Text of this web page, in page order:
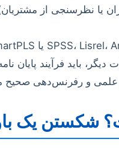
یا نظرسنجی از
دیگر، باید فرآیند
علمی و رفرنس‌دهی صحیح
شکستن یک